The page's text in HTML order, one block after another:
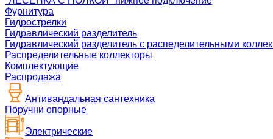
Фурнитура
Гидрострелки
Гидравлический разделитель
Гидравлический разделитель с распеделительными
Распределительные коллекторы
Комплектующие
Распродажа
Антивандальная сантехника
Поручни опорные
Электрические